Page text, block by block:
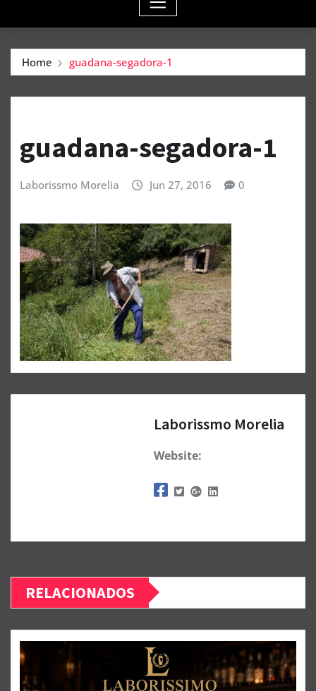
Home guadana-segadora-1
guadana-segadora-1
Laborissmo Morelia Jun 27, 2016 0
Laborissmo Morelia
Website:
RELACIONADOS